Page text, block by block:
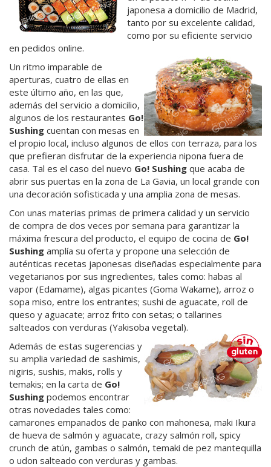
japonesa a domicilio de Madrid,
tanto por su excelente calidad,
como por su eficiente servicio
en pedidos online.
Un ritmo imparable de
aperturas, cuatro de ellas en
este último año, en las que,
además del servicio a domicilio,
algunos de los restaurantes Go!
Sushing cuentan con mesas en
el propio local, incluso algunos de ellos con terraza, para los
que prefieran disfrutar de la experiencia nipona fuera de
casa. Tal es el caso del nuevo Go! Sushing que acaba de
abrir sus puertas en la zona de La Gavia, un local grande con
una decoración sofisticada y una amplia zona de mesas.
Con unas materias primas de primera calidad y un servicio
de compra de dos veces por semana para garantizar la
máxima frescura del producto, el equipo de cocina de Go!
Sushing amplía su oferta y propone una selección de
auténticas recetas japonesas diseñadas especialmente para
vegetarianos por sus ingredientes, tales como: habas al
vapor (Edamame), algas picantes (Goma Wakame), arroz o
sopa miso, entre los entrantes; sushi de aguacate, roll de
queso y aguacate; arroz frito con setas; o tallarines
salteados con verduras (Yakisoba vegetal).
Además de estas sugerencias y
su amplia variedad de sashimis,
nigiris, sushis, makis, rolls y
temakis; en la carta de Go!
Sushing podemos encontrar
otras novedades tales como:
camarones empanados de panko con mahonesa, maki Ikura
de hueva de salmón y aguacate, crazy salmón roll, spicy
crunch de atún, gambas o salmón, temaki de pez mantequilla
o udon salteado con verduras y gambas.